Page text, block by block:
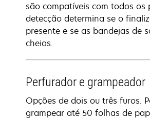
são compatíveis com todos os
detecção determina se o
presente e se as bandejas de
cheias.
Perfurador e grampeador
Opções de dois ou três furos.
grampear até 50 folhas de